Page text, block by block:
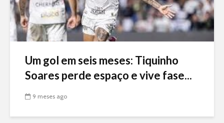
Um gol em seis meses: Tiquinho
Soares perde espaço e vive fase...
9 meses ago